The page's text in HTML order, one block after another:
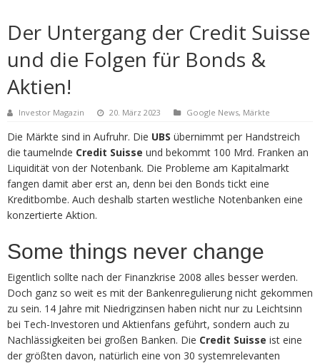
Der Untergang der Credit Suisse
und die Folgen für Bonds &
Aktien!
Investor Magazin 20. März 2023 Google News, Märkte
Die Märkte sind in Aufruhr. Die UBS übernimmt per Handstreich
die taumelnde Credit Suisse und bekommt 100 Mrd. Franken an
Liquidität von der Notenbank. Die Probleme am Kapitalmarkt
fangen damit aber erst an, denn bei den Bonds tickt eine
Kreditbombe. Auch deshalb starten westliche Notenbanken eine
konzertierte Aktion.
Some things never change
Eigentlich sollte nach der Finanzkrise 2008 alles besser werden.
Doch ganz so weit es mit der Bankenregulierung nicht gekommen
zu sein. 14 Jahre mit Niedrigzinsen haben nicht nur zu Leichtsinn
bei Tech-Investoren und Aktienfans geführt, sondern auch zu
Nachlässigkeiten bei großen Banken. Die Credit Suisse ist eine
der größten davon, natürlich eine von 30 systemrelevanten